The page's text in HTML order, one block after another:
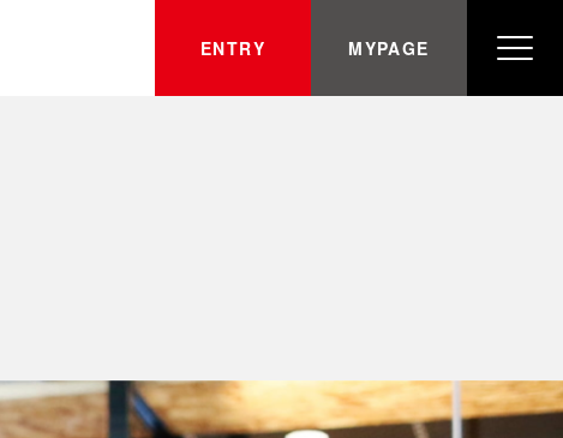
ENTRY MYPAGE